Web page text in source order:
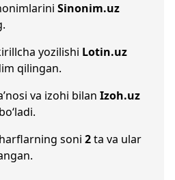
Sinonim.uz
yozilishi Lotin.uz
qilingan.
va izohi bilan Izoh.uz
soni 2ta va ular